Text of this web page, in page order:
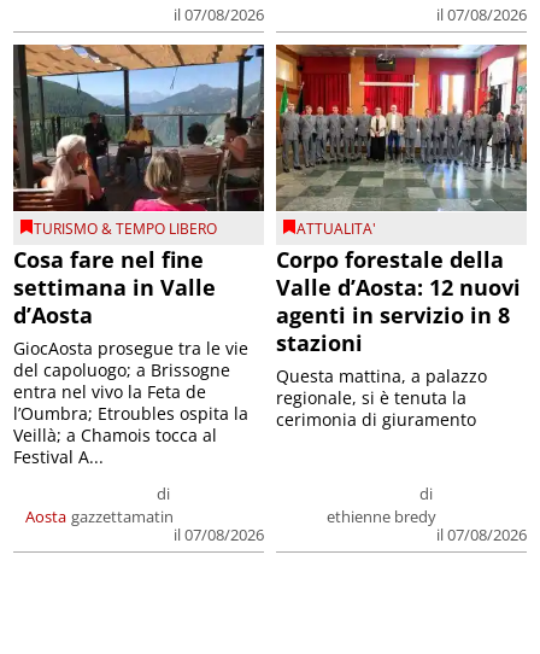
il 07/08/2026 il 07/08/2026
TURISMO & TEMPO LIBERO
Cosa fare nel fine
settimana in Valle
d’Aosta
Aosta
di
gazzettamatin
il 07/08/2026
GiocAosta prosegue tra le vie
del capoluogo; a Brissogne
entra nel vivo la Feta de
l’Oumbra; Etroubles ospita la
Veillà; a Chamois tocca al
Festival A...
ATTUALITA'
Corpo forestale della
Valle d’Aosta: 12 nuovi
agenti in servizio in 8
stazioni
di
ethienne bredy
il 07/08/2026
Questa mattina, a palazzo
regionale, si è tenuta la
cerimonia di giuramento